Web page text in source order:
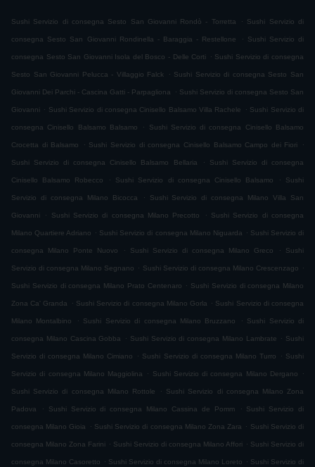
Sushi Servizio di consegna Sesto San Giovanni Rondò - Torretta . Sushi Servizio di
consegna Sesto San Giovanni Rondinella - Baraggia - Restellone . Sushi Servizio di
consegna Sesto San Giovanni Isola del Bosco - Delle Corti . Sushi Servizio di consegna
Sesto San Giovanni Pelucca - Villaggio Falck . Sushi Servizio di consegna Sesto San
Giovanni Dei Parchi - Cascina Gatti - Parpagliona . Sushi Servizio di consegna Sesto San
Giovanni . Sushi Servizio di consegna Cinisello Balsamo Villa Rachele . Sushi Servizio di
consegna Cinisello Balsamo Balsamo . Sushi Servizio di consegna Cinisello Balsamo
Crocetta di Balsamo . Sushi Servizio di consegna Cinisello Balsamo Campo dei Fiori .
Sushi Servizio di consegna Cinisello Balsamo Bellaria . Sushi Servizio di consegna
Cinisello Balsamo Robecco . Sushi Servizio di consegna Cinisello Balsamo . Sushi
Servizio di consegna Milano Bicocca . Sushi Servizio di consegna Milano Villa San
Giovanni . Sushi Servizio di consegna Milano Precotto . Sushi Servizio di consegna
Milano Quartiere Adriano . Sushi Servizio di consegna Milano Niguarda . Sushi Servizio di
consegna Milano Ponte Nuovo . Sushi Servizio di consegna Milano Greco . Sushi
Servizio di consegna Milano Segnano . Sushi Servizio di consegna Milano Crescenzago .
Sushi Servizio di consegna Milano Prato Centenaro . Sushi Servizio di consegna Milano
Zona Ca' Granda . Sushi Servizio di consegna Milano Gorla . Sushi Servizio di consegna
Milano Montalbino . Sushi Servizio di consegna Milano Bruzzano . Sushi Servizio di
consegna Milano Cascina Gobba . Sushi Servizio di consegna Milano Lambrate . Sushi
Servizio di consegna Milano Cimiano . Sushi Servizio di consegna Milano Turro . Sushi
Servizio di consegna Milano Maggiolina . Sushi Servizio di consegna Milano Dergano .
Sushi Servizio di consegna Milano Rottole . Sushi Servizio di consegna Milano Zona
Padova . Sushi Servizio di consegna Milano Cassina de Pomm . Sushi Servizio di
consegna Milano Gioia . Sushi Servizio di consegna Milano Zona Zara . Sushi Servizio di
consegna Milano Zona Farini . Sushi Servizio di consegna Milano Affori . Sushi Servizio di
consegna Milano Casoretto . Sushi Servizio di consegna Milano Loreto . Sushi Servizio di